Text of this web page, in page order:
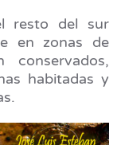
resto del sur
en zonas de
habitadas y